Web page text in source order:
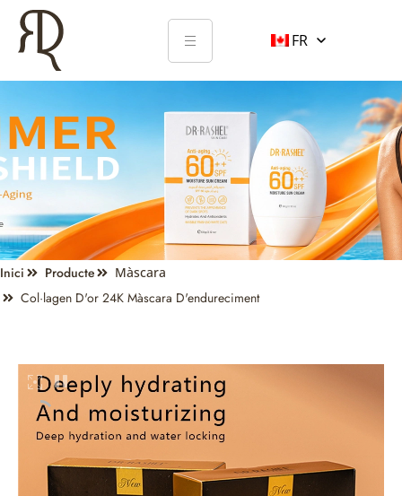
FR
Inici Producte Màscara
Col·lagen D'or 24K Màscara D'endureciment